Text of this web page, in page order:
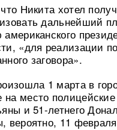
Никита хотел
дальнейший
«для реализации
заговора».
1 марта в
место
и 51-летнего
вероятно, 11